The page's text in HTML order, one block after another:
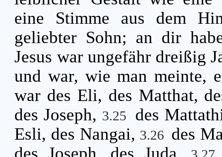
eine Stimme aus dem
geliebter Sohn; an dir
Jesus war ungefähr dreißig
und war, wie man meinte,
war des Eli, des Matthat,
des Joseph, 3.25
des
Esli, des Nangai, 3.26 des
des Joseph, des Juda,